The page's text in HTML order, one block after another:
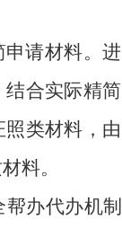
申请材料。
合实际精
类材料，
料。
帮办代办机